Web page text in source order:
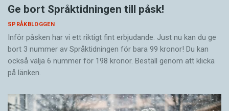
Ge bort Språktidningen till påsk!
SPRÅKBLOGGEN
Inför påsken har vi ett riktigt fint erbjudande. Just nu kan du ge
bort 3 nummer av Språktidningen för bara 99 kronor! Du kan
också välja 6 nummer för 198 kronor. Beställ genom att klicka
på länken.